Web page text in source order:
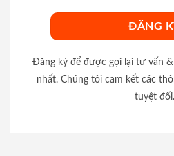
Đăng ký để được gọi lại tư vấn
nhất. Chúng tôi cam kết các
tuyệt đối.